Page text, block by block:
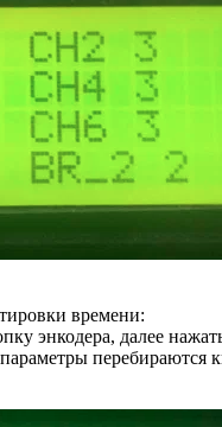
времени:
энкодера, далее
перебираются